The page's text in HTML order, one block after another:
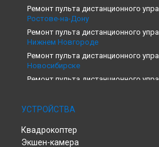
Ремонт пульта дистанционного
Ростове-на-Дону
Ремонт пульта дистанционного
Нижнем Новгороде
Ремонт пульта дистанционного
Новосибирске
Ремонт пульта дистанционного
Ремонт пульта дистанционного
Екатеринбурге
Ремонт пульта дистанционного
Казани
УСТРОЙСТВА
Квадрокоптер
Экшен-камера